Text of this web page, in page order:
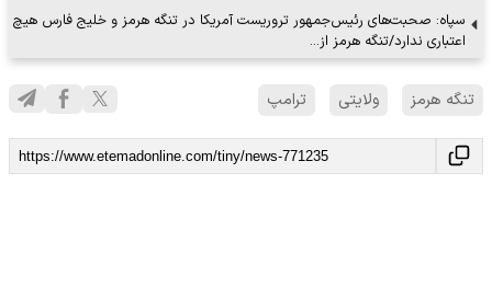
سپاه: صحبت‌های رئیس‌جمهور تروریست آمریکا در تنگه هرمز و خلیج فارس هیچ
اعتباری ندارد/تنگه هرمز از…
تنگه هرمز ولایتی ترامپ